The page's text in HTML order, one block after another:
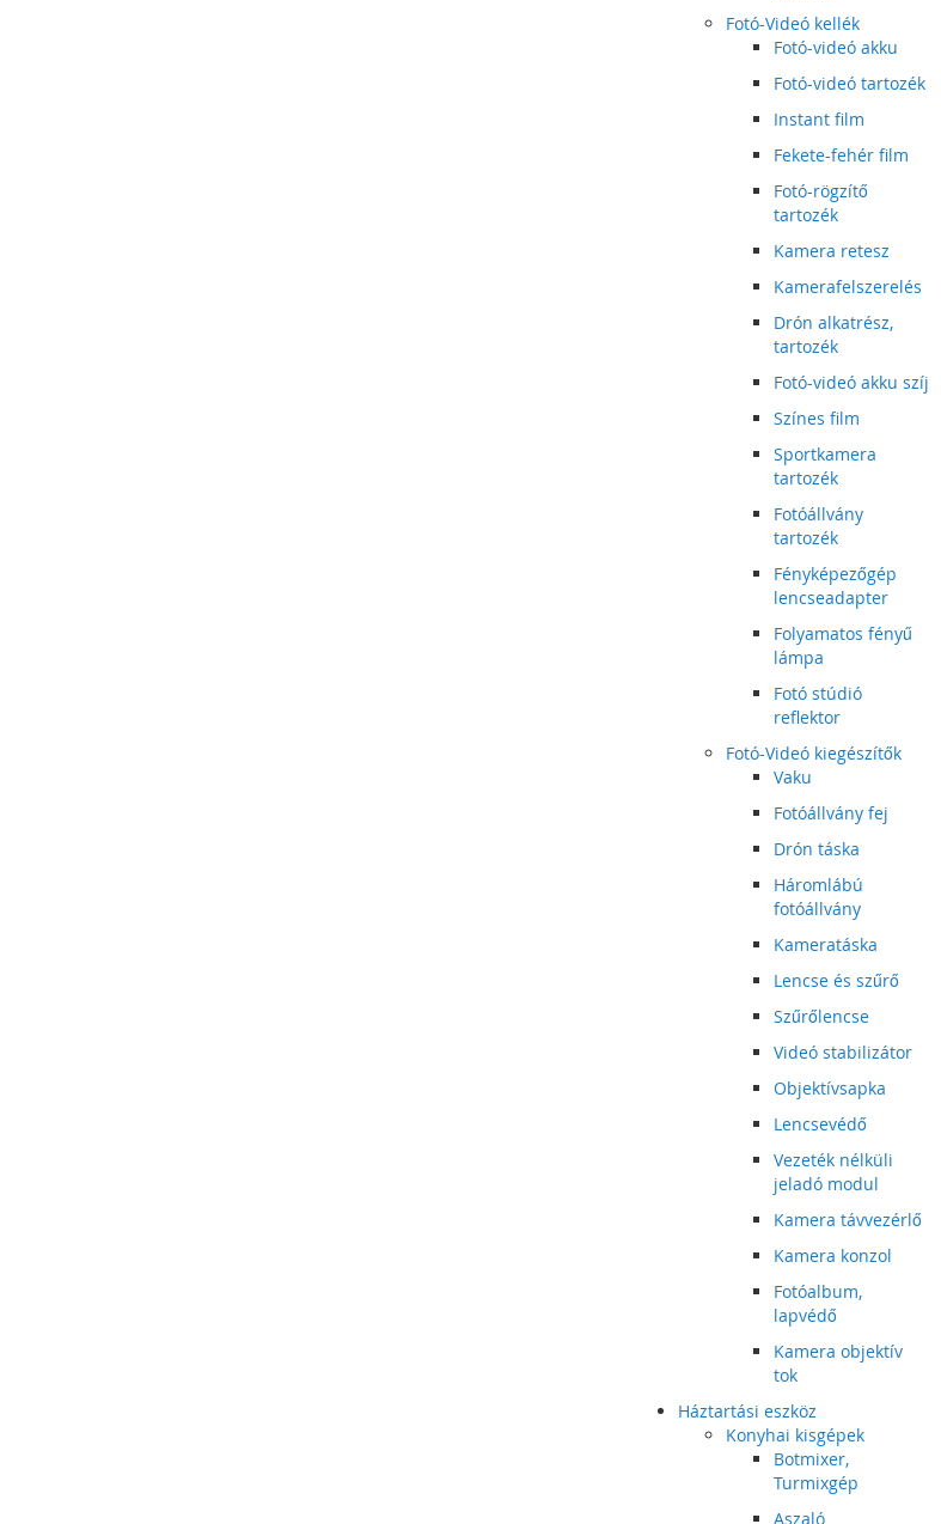
Fotó-Videó kellék
Fotó-videó akku
Fotó-videó tartozék
Instant film
Fekete-fehér film
Fotó-rögzítő
tartozék
Kamera retesz
Kamerafelszerelés
Drón alkatrész,
tartozék
Fotó-videó akku szíj
Színes film
Sportkamera
tartozék
Fotóállvány
tartozék
Fényképezőgép
lencseadapter
Folyamatos fényű
lámpa
Fotó stúdió
reflektor
Fotó-Videó kiegészítők
Vaku
Fotóállvány fej
Drón táska
Háromlábú
fotóállvány
Kameratáska
Lencse és szűrő
Szűrőlencse
Videó stabilizátor
Objektívsapka
Lencsevédő
Vezeték nélküli
jeladó modul
Kamera távvezérlő
Kamera konzol
Fotóalbum,
lapvédő
Kamera objektív
tok
Háztartási eszköz
Konyhai kisgépek
Botmixer,
Turmixgép
Aszaló